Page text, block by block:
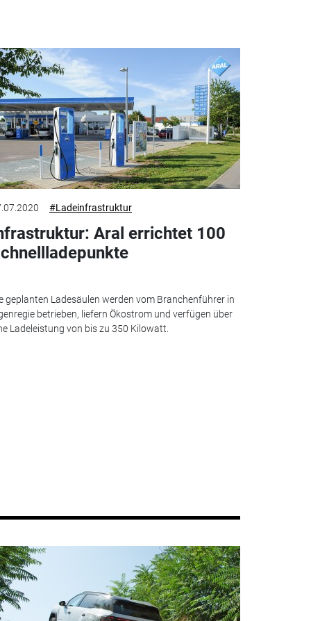
#Ladeinfrastruktur
Aral errichtet 100
geplanten Ladesäulen werden vom Branchenführer in
betrieben, liefern Ökostrom und verfügen über
Ladeleistung von bis zu 350 Kilowatt.